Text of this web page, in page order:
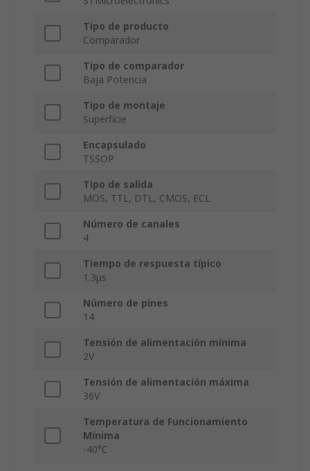
Tipo de producto
Comparador
Tipo de comparador
Baja Potencia
Tipo de montaje
Superficie
Encapsulado
TSSOP
Tipo de salida
MOS, TTL, DTL, CMOS, ECL
Número de canales
4
Tiempo de respuesta típico
1.3μs
Número de pines
14
Tensión de alimentación mínima
2V
Tensión de alimentación máxima
36V
Temperatura de Funcionamiento
Mínima
-40°C